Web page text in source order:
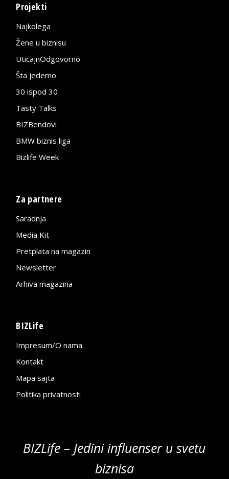
Projekti
Najkolega
Žene u biznisu
UticajnOdgovorno
Šta jedemo
30 ispod 30
Tasty Talks
BIZBendovi
BMW biznis liga
Bizlife Week
Za partnere
Saradnja
Media Kit
Pretplata na magazin
Newsletter
Arhiva magazina
BIZLife
Impresum/O nama
Kontakt
Mapa sajta
Politika privatnosti
BIZLife – Jedini influenser u svetu
biznisa